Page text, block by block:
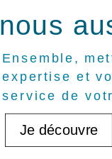
nous
Ensemble,
expertise et
service de
Je découvre